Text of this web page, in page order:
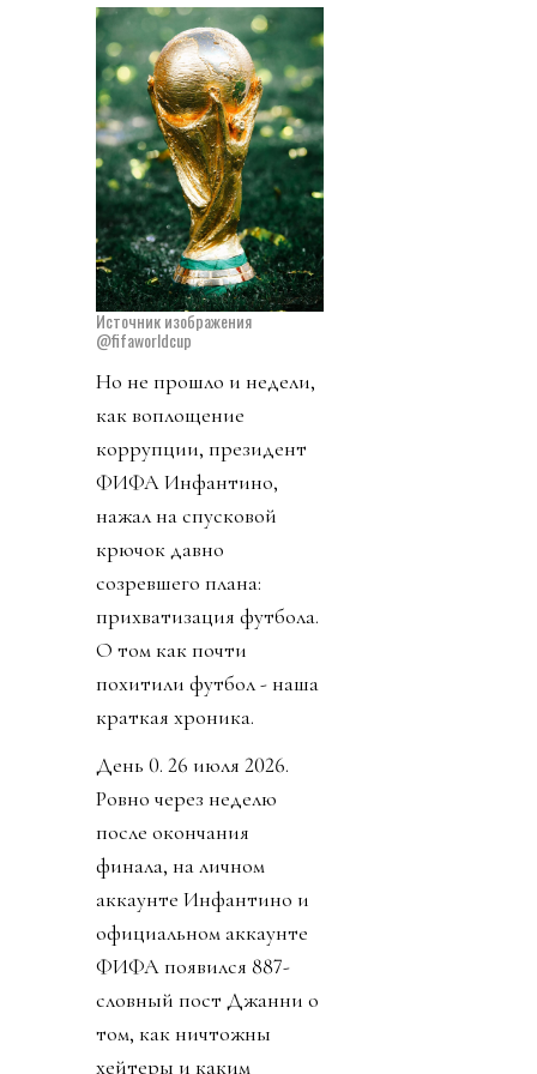
Источник изображения
@fifaworldcup
Но не прошло и недели,
как воплощение
коррупции, президент
ФИФА Инфантино,
нажал на спусковой
крючок давно
созревшего плана:
прихватизация футбола.
О том как почти
похитили футбол - наша
краткая хроника.
День 0. 26 июля 2026.
Ровно через неделю
после окончания
финала, на личном
аккаунте Инфантино и
официальном аккаунте
ФИФА появился 887-
словный пост Джанни о
том, как ничтожны
хейтеры и каким